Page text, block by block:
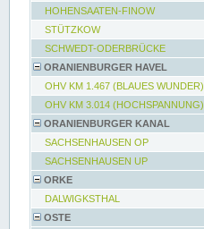
HOHENSAATEN-FINOW
STÜTZKOW
SCHWEDT-ODERBRÜCKE
ORANIENBURGER HAVEL
OHV KM 1.467 (BLAUES WUNDER)
OHV KM 3.014 (HOCHSPANNUNG)
ORANIENBURGER KANAL
SACHSENHAUSEN OP
SACHSENHAUSEN UP
ORKE
DALWIGKSTHAL
OSTE